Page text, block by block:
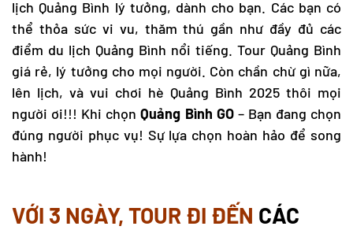
lịch Quảng Bình lý tưởng, dành cho bạn. Các bạn có
thể thỏa sức vi vu, thăm thú gần như đầy đủ các
điểm du lịch Quảng Bình nổi tiếng. Tour Quảng Bình
giá rẻ, lý tưởng cho mọi người. Còn chần chừ gì nữa,
lên lịch, và vui chơi hè Quảng Bình 2025 thôi mọi
người ơi!!! Khi chọnQuảng Bình GO– Bạn đang chọn
đúng người phục vụ! Sự lựa chọn hoàn hảo để song
hành!
VỚI 3 NGÀY, TOUR ĐI ĐẾN CÁC